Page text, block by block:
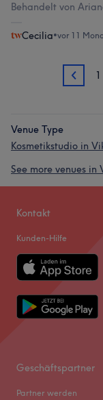
Behandelt von
Cecilia•vor 11
1 1
Venue Type
Kosmetikstudio in
See more venues
Kontakt
Kunden-Hilfe
Geschäftspartner
Partner werden